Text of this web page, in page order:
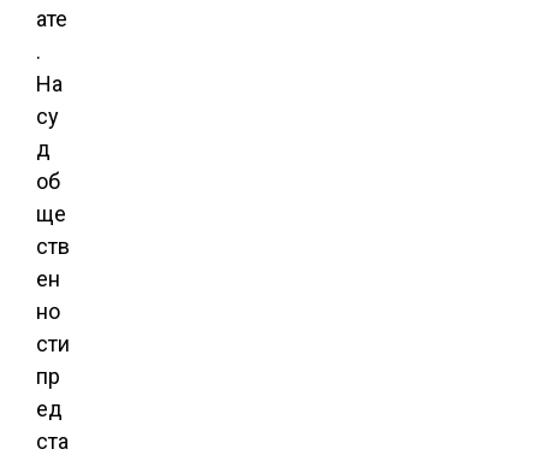
ате
.
На
су
д
об
ще
ств
ен
но
сти
пр
ед
ста